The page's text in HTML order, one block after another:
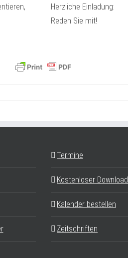
Herzliche Einladung:
Reden Sie mit!
Termine
Kostenloser Download
Kalender bestellen
Zeitschriften